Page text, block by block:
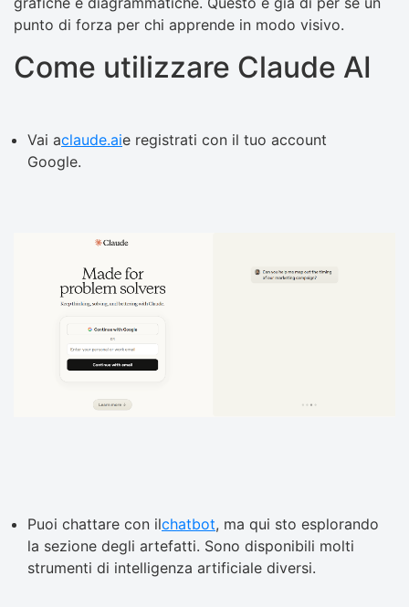
punto di forza per chi apprende in modo visivo.
Come utilizzare Claude AI
Vai aclaude.aie registrati con il tuo account
Google.
Puoi chattare con ilchatbot, ma qui sto esplorando
la sezione degli artefatti. Sono disponibili molti
strumenti di intelligenza artificiale diversi.